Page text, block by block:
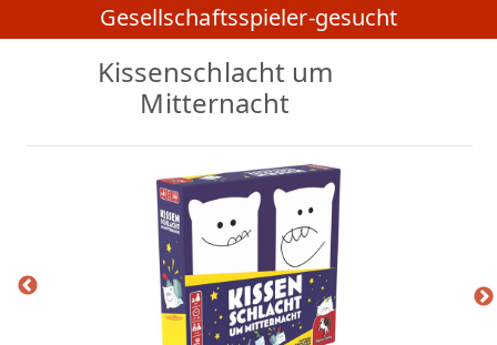
Gesellschaftsspieler-gesucht
Kissenschlacht um
Mitternacht